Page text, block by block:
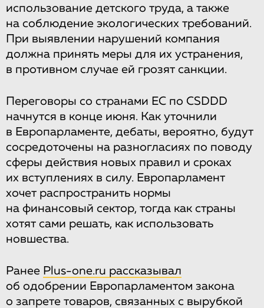
использование детского труда, а также
на соблюдение экологических требований.
При выявлении нарушений компания
должна принять меры для их устранения,
в противном случае ей грозят санкции.
Переговоры со странами ЕС по CSDDD
начнутся в конце июня. Как уточнили
в Европарламенте, дебаты, вероятно, будут
сосредоточены на разногласиях по поводу
сферы действия новых правил и сроках
их вступлениях в силу. Европарламент
хочет распространить нормы
на финансовый сектор, тогда как страны
хотят сами решать, как использовать
новшества.
Ранее Plus-one.ru рассказывал
об одобрении Европарламентом закона
о запрете товаров, связанных с вырубкой